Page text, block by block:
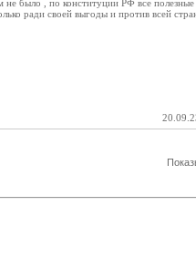
не было , по конституции РФ все полезные
ради своей выгоды и против всей